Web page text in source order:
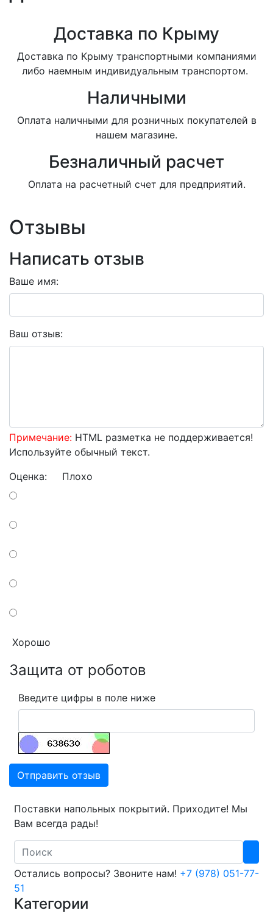
Доставка по Крыму
Доставка по Крыму транспортными компаниями
либо наемным индивидуальным транспортом.
Наличными
Оплата наличными для розничных покупателей в
нашем магазине.
Безналичный расчет
Оплата на расчетный счет для предприятий.
Отзывы
Написать отзыв
Ваше имя:
Ваш отзыв:
Примечание: HTML разметка не поддерживается!
Используйте обычный текст.
Оценка: Плохо
Хорошо
Защита от роботов
Введите цифры в поле ниже
Отправить отзыв
Поставки напольных покрытий. Приходите! Мы
Вам всегда рады!
Search
Остались вопросы? Звоните нам! +7 (978) 051-77-
51
Категории